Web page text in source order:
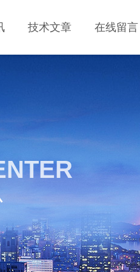
技术文章 在线留言